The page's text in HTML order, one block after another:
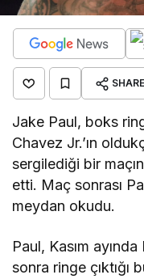
SHARE
Jake Paul, boks
Chavez Jr.’ın
sergilediği bir
etti. Maç sonrası
meydan okudu.
Paul, Kasım
sonra ringe çıktığı